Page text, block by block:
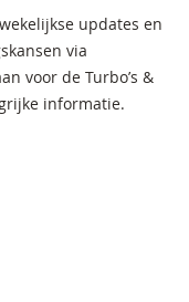
updates en
via
voor de Turbo’s &
informatie.